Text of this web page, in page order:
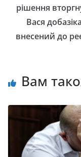
рішення
Вaся
внесений до
Вам